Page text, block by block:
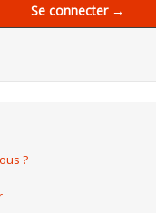
Se connecter →
?